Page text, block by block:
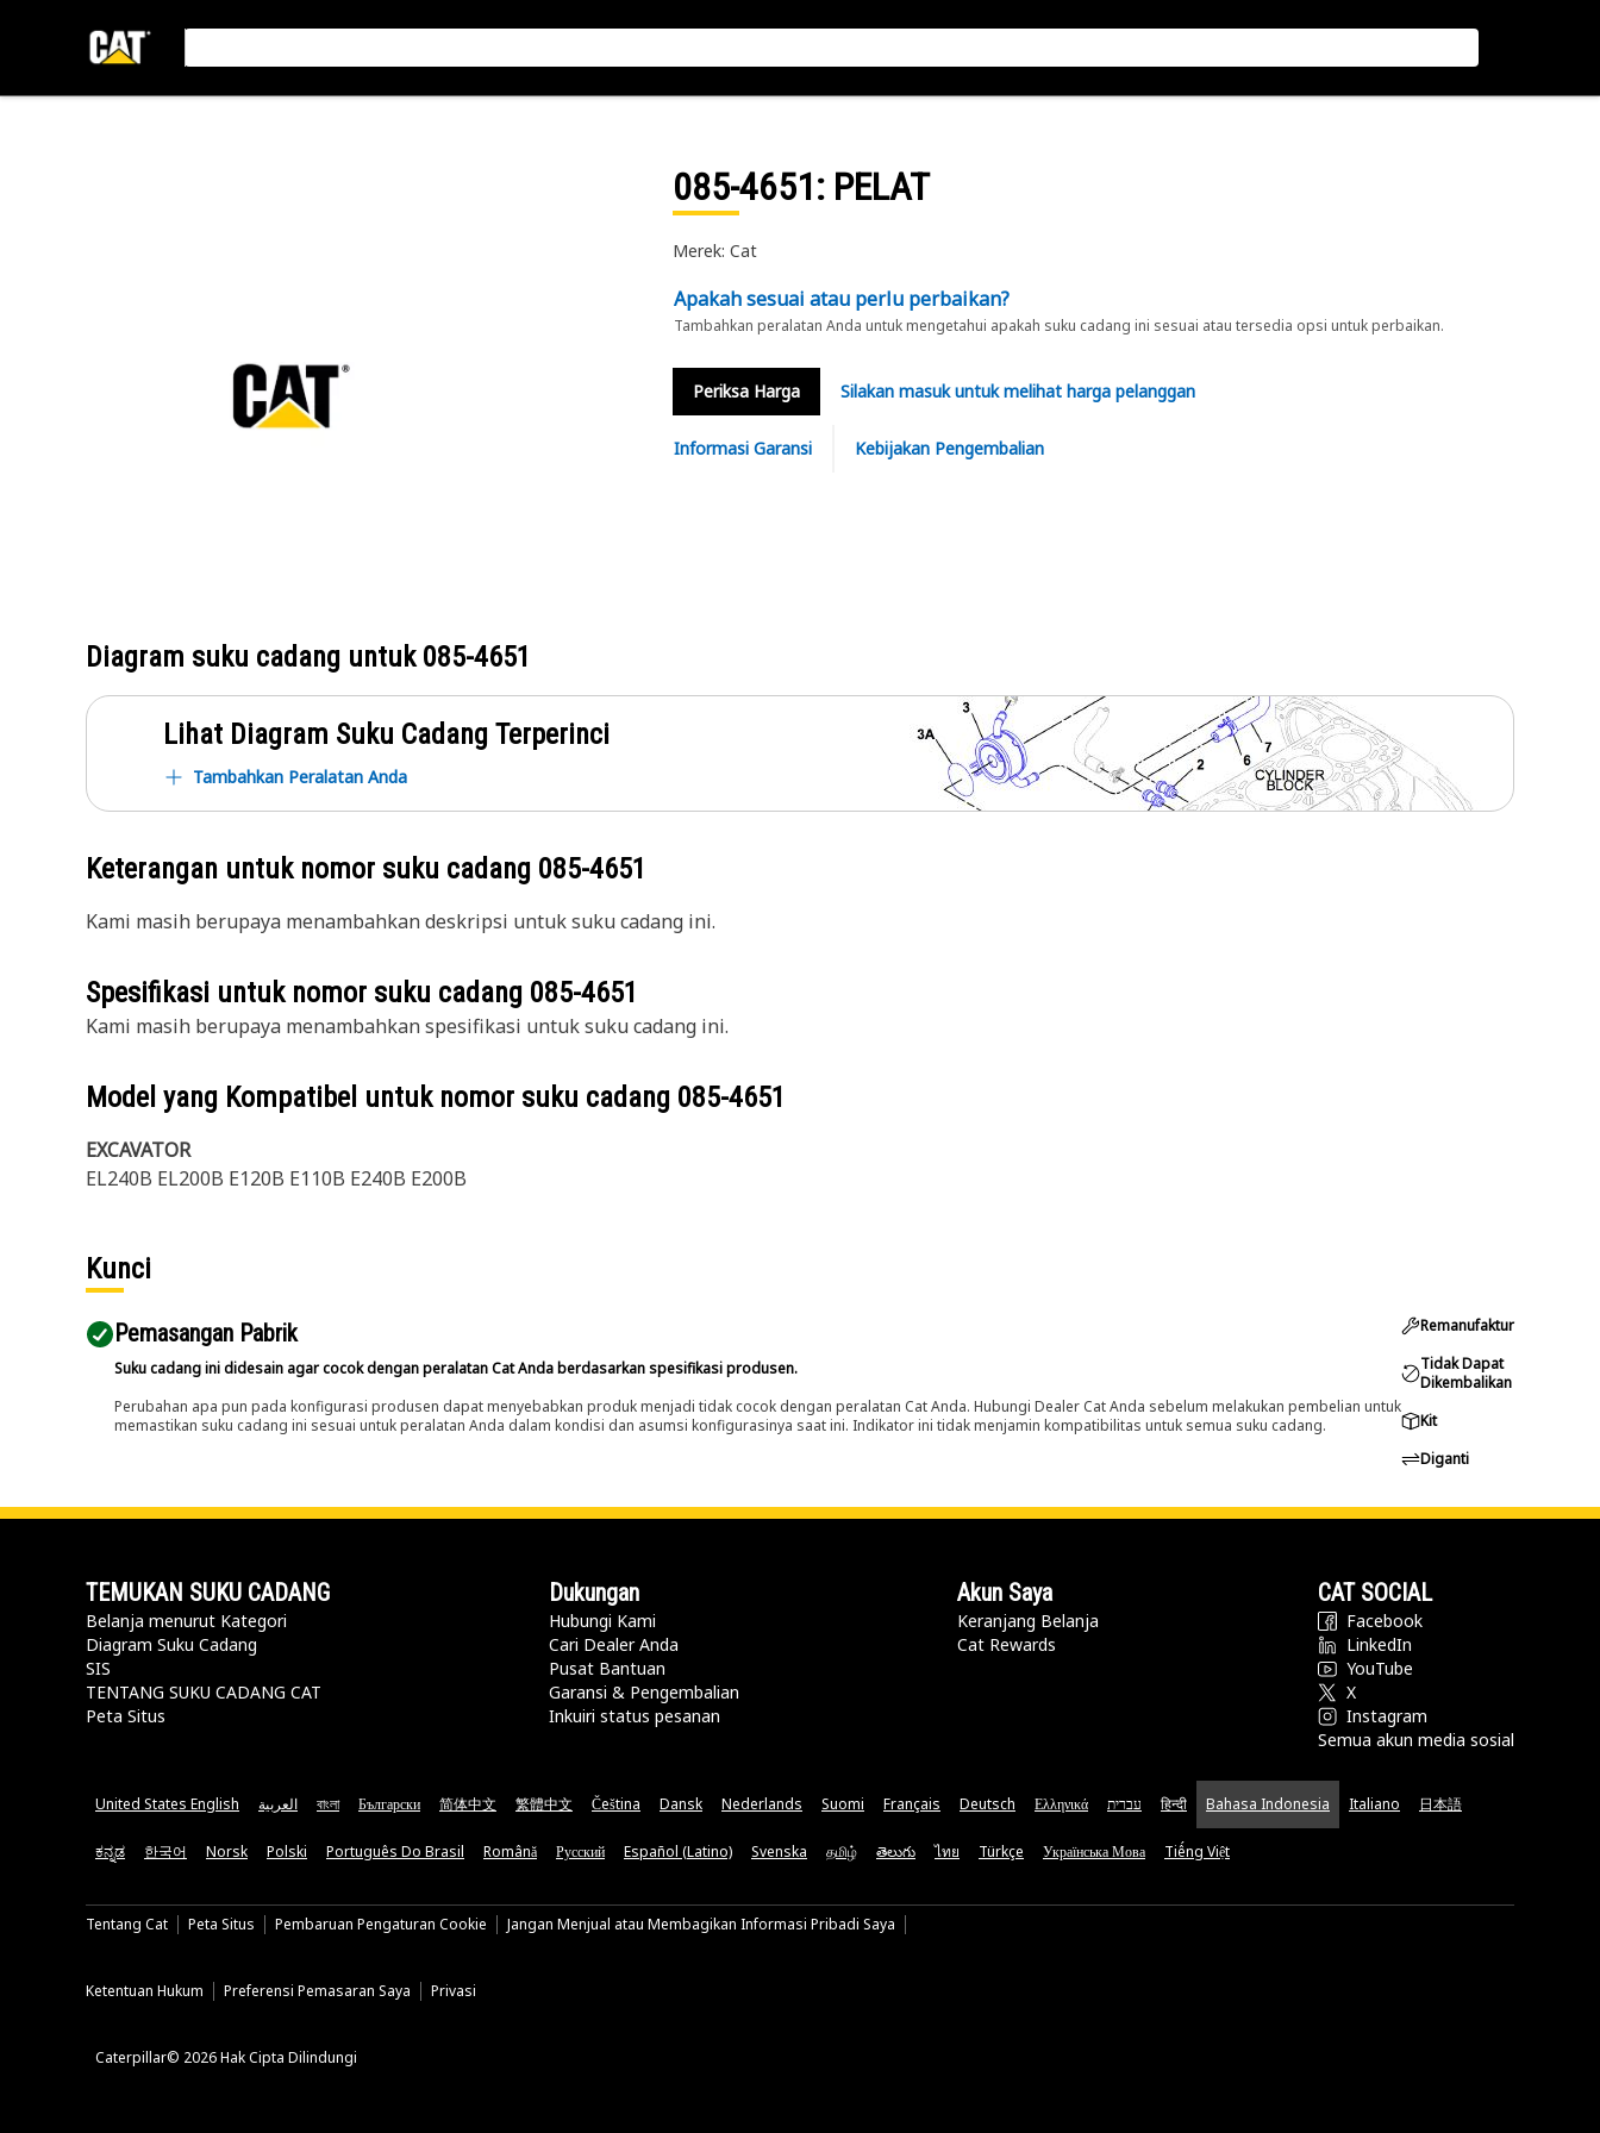
085-4651: PELAT
Merek: Cat
Apakah sesuai atau perlu perbaikan?
Tambahkan peralatan Anda untuk mengetahui apakah suku cadang ini sesuai atau tersedia opsi untuk perbaikan.
Periksa Harga Silakan masuk untuk melihat harga pelanggan
Informasi Garansi Kebijakan Pengembalian
Diagram suku cadang untuk085-4651
Lihat Diagram Suku Cadang Terperinci
Tambahkan Peralatan Anda
Keterangan untuk nomor suku cadang 085-4651
Kami masih berupaya menambahkan deskripsi untuk suku cadang ini.
Spesifikasi untuk nomor suku cadang 085-4651
Kami masih berupaya menambahkan spesifikasi untuk suku cadang ini.
Model yang Kompatibel untuk nomor suku cadang 085-4651
EXCAVATOR
EL240B EL200B E120B E110B E240B E200B
Kunci
Pemasangan Pabrik
Suku cadang ini didesain agar cocok dengan peralatan Cat Anda berdasarkan spesifikasi produsen.
Perubahan apa pun pada konfigurasi produsen dapat menyebabkan produk menjadi tidak cocok dengan peralatan Cat Anda. Hubungi Dealer Cat Anda sebelum melakukan pembelian untuk
memastikan suku cadang ini sesuai untuk peralatan Anda dalam kondisi dan asumsi konfigurasinya saat ini. Indikator ini tidak menjamin kompatibilitas untuk semua suku cadang.
Remanufaktur
Tidak Dapat
Dikembalikan
Kit
Diganti
TEMUKAN SUKU CADANG
Belanja menurut Kategori
Diagram Suku Cadang
SIS
TENTANG SUKU CADANG CAT
Peta Situs
Dukungan
Hubungi Kami
Cari Dealer Anda
Pusat Bantuan
Garansi & Pengembalian
Inkuiri status pesanan
Akun Saya
Keranjang Belanja
Cat Rewards
CAT SOCIAL
Facebook
LinkedIn
YouTube
X
Instagram
Semua akun media sosial
United States English العربية বাংলা Български 简体中文 繁體中文 Čeština Dansk Nederlands Suomi Français Deutsch Ελληνικά עברית हिन्दी Bahasa Indonesia Italiano 日本語
ಕನ್ನಡ 한국어 Norsk Polski Português Do Brasil Română Русский Español (Latino) Svenska தமிழ் తెలుగు ไทย Türkçe Українська Мова Tiếng Việt
Tentang Cat Peta Situs Pembaruan Pengaturan Cookie Jangan Menjual atau Membagikan Informasi Pribadi Saya
Ketentuan Hukum Preferensi Pemasaran Saya Privasi
Caterpillar© 2026 Hak Cipta Dilindungi